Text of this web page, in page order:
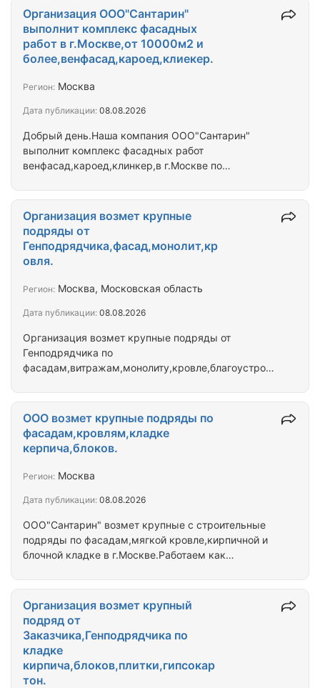
Добрый день.Наша компания ООО"Сантарин"
выполнит комплекс фасадных работ
венфасад,кароед,клинкер,в г.Москве по
сооружений,штукатурке,покраске;реконструкции
фасадов;установка алюминиевых
витражей(остекление фасадов зданий).Работаем
по договору,безналичный расчет.Можем работать
работать и с НДС.Авансирование от 20-30% от
человек Граждане РФ,50…
Организация ООО"Сантарин"
выполнит комплекс фасадных
работ в г.Москве,от 10000м2 и
более,венфасад,кароед,клиекер.
Регион: Москва
Дата публикации: 08.08.2026
Организация возмет крупные подряды от
Генподрядчика по
фасадам,витражам,монолиту,кровле,благоустройс
Организация возмет крупные
подряды от
Генподрядчика,фасад,монолит,кр
овля.
Регион: Москва, Московская область
Дата публикации: 08.08.2026
ООО"Сантарин" возмет крупные с строительные
подряды по фасадам,мягкой кровле,кирпичной и
блочной кладке в г.Москве.Работаем как
прямые с Заказчиквми и Генподрядчиками.
ООО возмет крупные подряды по
фасадам,кровлям,кладке
керпича,блоков.
Регион: Москва
Дата публикации: 08.08.2026
Организация возмет крупный
подряд от
Заказчика,Генподрядчика по
кладке
кирпича,блоков,плитки,гипсокар
тон.